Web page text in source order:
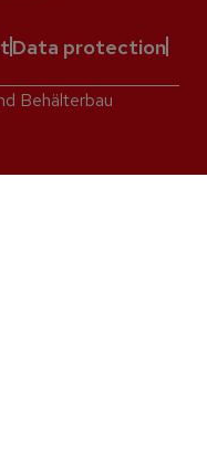
Data protection
Behälterbau